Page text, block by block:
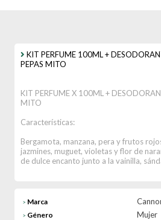
KIT PERFUME 100ML +
PEPAS MITO
KIT PERFUME X 100ML +
MITO
Características:
Bergamota, manzana, pera y frutos
jazmines, muguet, violetas y flor de
de dulce encanto junto a la vainilla,
> Marca
> Género Mujer